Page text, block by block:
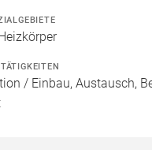
/ Einbau, Austausch,